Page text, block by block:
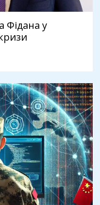
Фідана у